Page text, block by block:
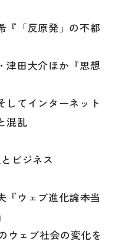
発」の不都
ほか『思想
てインターネット
混乱
ビジネス
ウェブ進化論――本当
ェブ社会の変化を